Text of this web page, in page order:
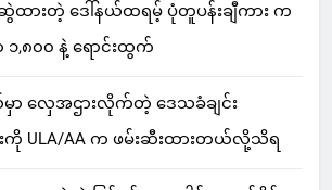
ေးဆွဲထားတဲ့ ဒေါ်နယ်ထရမ့် ပုံတူပန်းချီကား က
၁,၈၀၀ နဲ့ ရောင်းထွက်
ာ လှေအဌားလိုက်တဲ့ ဒေသခံချင်း
းကို ULA/AA က ဖမ်းဆီးထားတယ်လို့သိရ